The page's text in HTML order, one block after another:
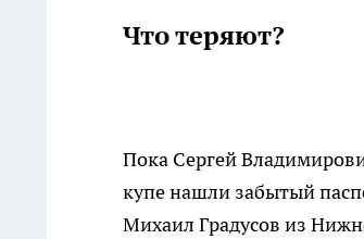
Что теряют?
Пока Сергей
купе нашли забытый
Михаил Градусов из